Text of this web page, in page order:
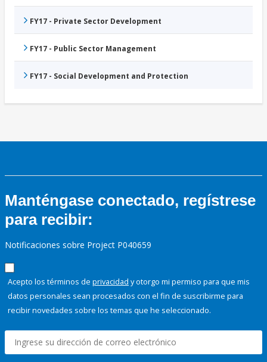
FY17 - Private Sector Development
FY17 - Public Sector Management
FY17 - Social Development and Protection
Manténgase conectado, regístrese
para recibir:
Notificaciones sobre Project P040659
Acepto los términos de privacidad y otorgo mi permiso para que mis
datos personales sean procesados con el fin de suscribirme para
recibir novedades sobre los temas que he seleccionado.